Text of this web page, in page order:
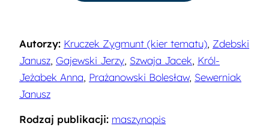
Autorzy: Kruczek Zygmunt (kier tematu), Zdebski
Janusz, Gajewski Jerzy, Szwaja Jacek, Król-
Jeżabek Anna, Prażanowski Bolesław, Sewerniak
Janusz
Rodzaj publikacji: maszynopis